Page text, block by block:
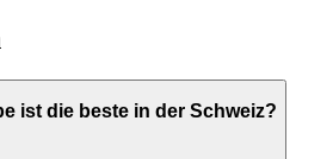
ist die beste in der Schweiz?